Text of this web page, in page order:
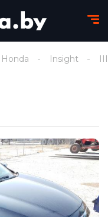
Honda Insight III